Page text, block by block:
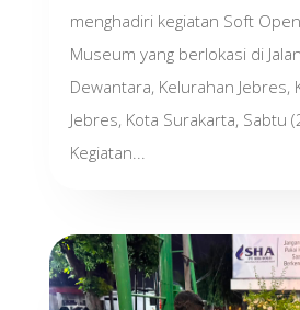
menghadiri kegiatan Soft
Museum yang berlokasi di
Dewantara, Kelurahan Jebres,
Jebres, Kota Surakarta, Sabtu
Kegiatan...